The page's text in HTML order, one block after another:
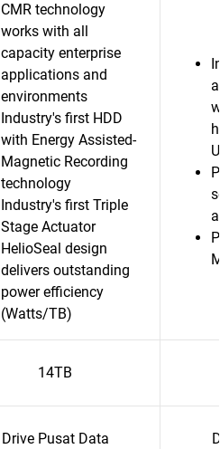
CMR technology
works with all
capacity enterprise
applications and
environments
Industry's first HDD
with Energy Assisted-
Magnetic Recording
technology
Industry's first Triple
Stage Actuator
HelioSeal design
delivers outstanding
power efficiency
(Watts/TB)
14TB
Drive Pusat Data